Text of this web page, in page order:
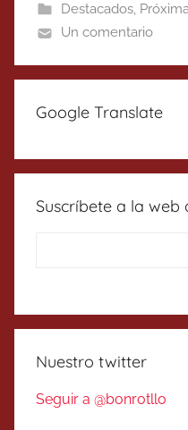
Destacados,
Un comentario
Google Translate
Suscríbete a la web
Nuestro twitter
Seguir a @bonrotllo